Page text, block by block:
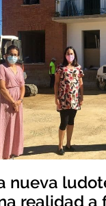
nueva
realidad a